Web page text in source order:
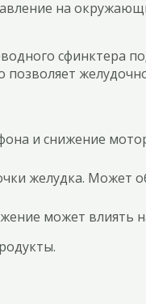
на
сфинктера
и снижение
желудка. Может
может влиять